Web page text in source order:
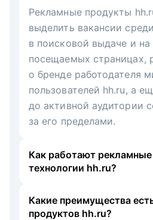
Рекламные продукты
выделить вакансии
в поисковой выдаче и
посещаемых страницах,
о бренде работодателя
пользователей hh.ru, а
до активной аудитории
за его пределами.
Как работают рекламные
технологии hh.ru?
Какие преимущества
продуктов hh.ru?